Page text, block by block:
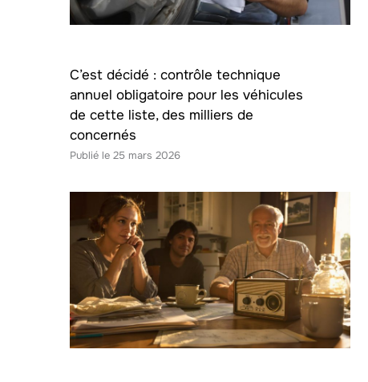
C’est décidé : contrôle technique
annuel obligatoire pour les véhicules
de cette liste, des milliers de
concernés
25 mars 2026